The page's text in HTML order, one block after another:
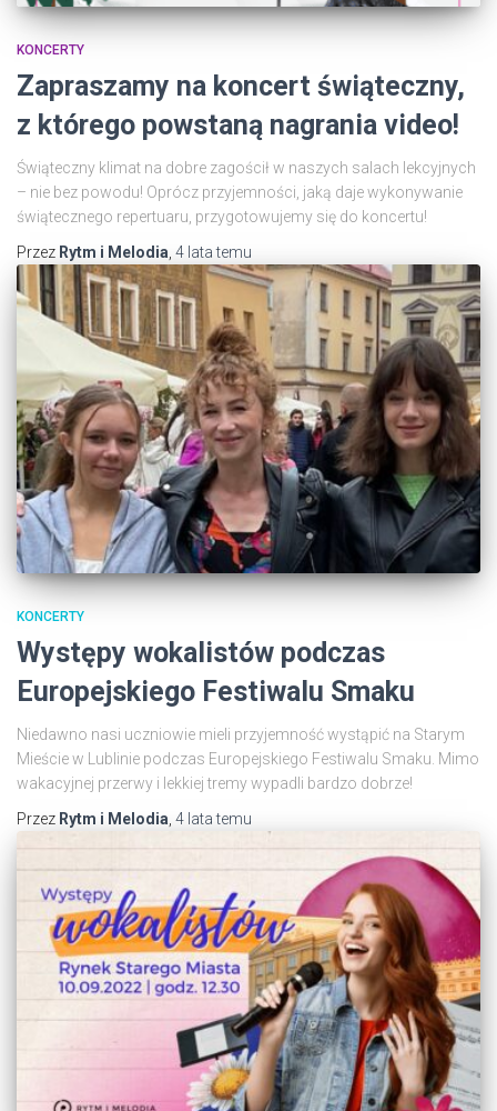
KONCERTY
Zapraszamy na koncert świąteczny,
z którego powstaną nagrania video!
Świąteczny klimat na dobre zagościł w naszych salach lekcyjnych
– nie bez powodu! Oprócz przyjemności, jaką daje wykonywanie
świątecznego repertuaru, przygotowujemy się do koncertu!
Przez Rytm i Melodia 4 latatemu
KONCERTY
Występy wokalistów podczas
Europejskiego Festiwalu Smaku
Niedawno nasi uczniowie mieli przyjemność wystąpić na Starym
Mieście w Lublinie podczas Europejskiego Festiwalu Smaku. Mimo
wakacyjnej przerwy i lekkiej tremy wypadli bardzo dobrze!
Przez Rytm i Melodia, 4 latatemu